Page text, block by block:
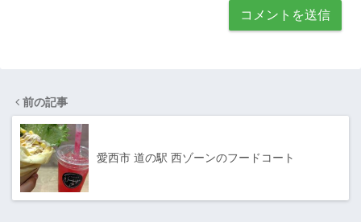
前の記事
愛西市 道の駅 西ゾーンのフードコート